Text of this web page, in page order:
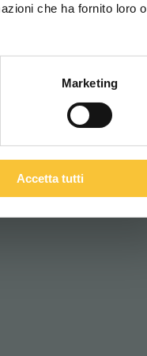
che ha fornito loro o
Marketing
Accetta tutti
ITALIANO